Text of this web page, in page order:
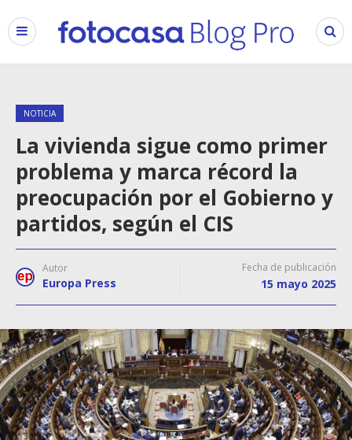
NOTICIA
La vivienda sigue como primer
problema y marca récord la
preocupación por el Gobierno y
partidos, según el CIS
Autor
Europa Press
Fecha de publicación
15 mayo 2025